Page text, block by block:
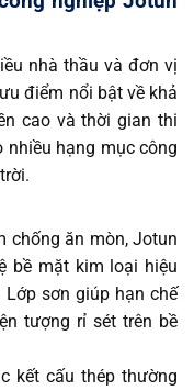
nhà thầu và đơn vị
điểm nổi bật về khả
cao và thời gian thi
nhiều hạng mục công
chống ăn mòn, Jotun
bề mặt kim loại hiệu
sơn giúp hạn chế
tượng rỉ sét trên bề
kết cấu thép thường